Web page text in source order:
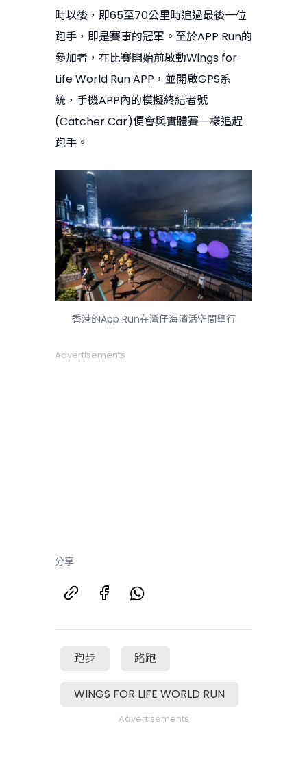
時以後，即65至70公里時追過最後一位
跑手，即是賽事的冠軍。至於APP Run的
參加者，在比賽開始前啟動Wings for
Life World Run APP，並開啟GPS系
統，手機APP內的模擬終結者號
(Catcher Car)便會與實體賽一樣追趕
跑手。
香港的App Run在灣仔海濱活空間舉行
Advertisements
分享
跑步 路跑
WINGS FOR LIFE WORLD RUN
Advertisements